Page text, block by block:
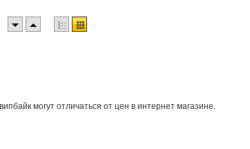
могут отличаться от цен в интернет магазине.